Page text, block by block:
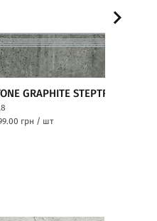
GRAPHITE STEPTREAD
грн / шт